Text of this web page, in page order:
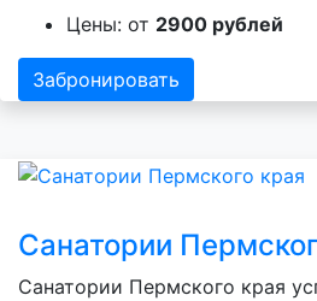
Цены: от 2900 рублей
Забронировать
Санатории
Санатории Пермского края